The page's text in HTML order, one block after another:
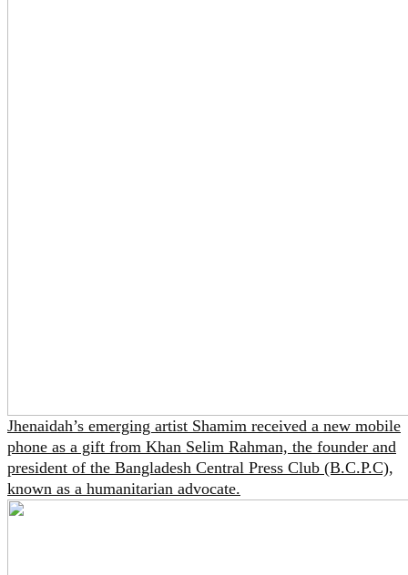
Jhenaidah’s emerging artist Shamim received a new mobile
phone as a gift from Khan Selim Rahman, the founder and
president of the Bangladesh Central Press Club (B.C.P.C),
known as a humanitarian advocate.